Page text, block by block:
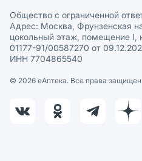
Общество с ограниченной
Адрес: Москва, Фрунзенская
цокольный этаж, помещение I,
01177-91/00587270 от
ИНН 7704865540
© 2026 eАптека. Все права